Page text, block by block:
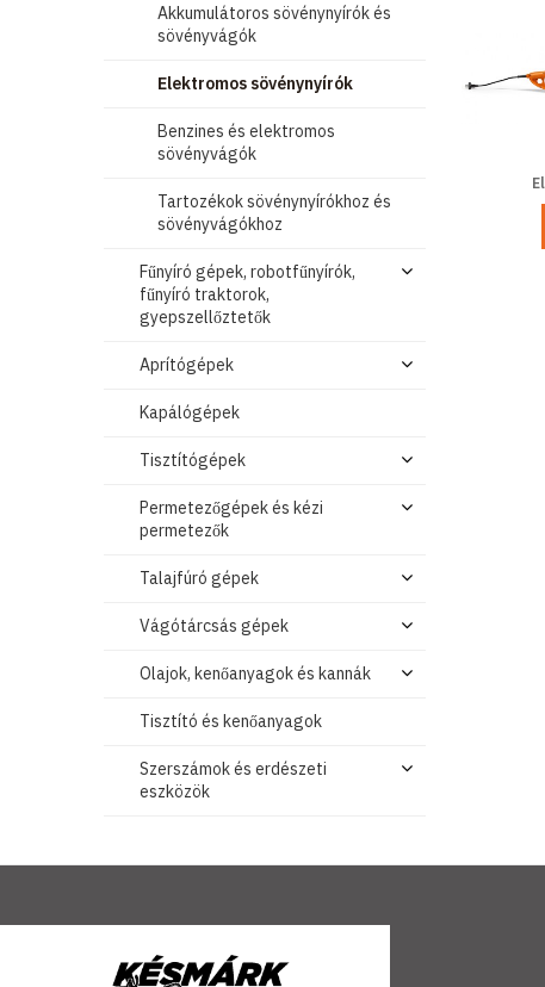
Akkumulátoros sövénynyírók és
sövényvágók
Elektromos sövénynyírók
Benzines és elektromos
sövényvágók
Tartozékok sövénynyírókhoz és
sövényvágókhoz
Fűnyíró gépek, robotfűnyírók,
fűnyíró traktorok,
gyepszellőztetők
Aprítógépek
Kapálógépek
Tisztítógépek
Permetezőgépek és kézi
permetezők
Talajfúró gépek
Vágótárcsás gépek
Olajok, kenőanyagok és kannák
Tisztító és kenőanyagok
Szerszámok és erdészeti
eszközök